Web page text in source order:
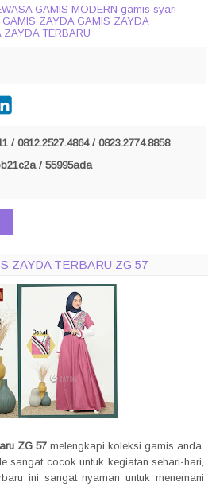
GAMIS MODERN gamis syari
GAMIS ZAYDA GAMIS ZAYDA
ZAYDA TERBARU
/ 0812.2527.4864 / 0823.2774.8858
/ 55995ada
ZAYDA TERBARU ZG 57
ZG 57 melengkapi koleksi gamis anda.
sangat cocok untuk kegiatan sehari-hari,
ini sangat nyaman untuk menemani